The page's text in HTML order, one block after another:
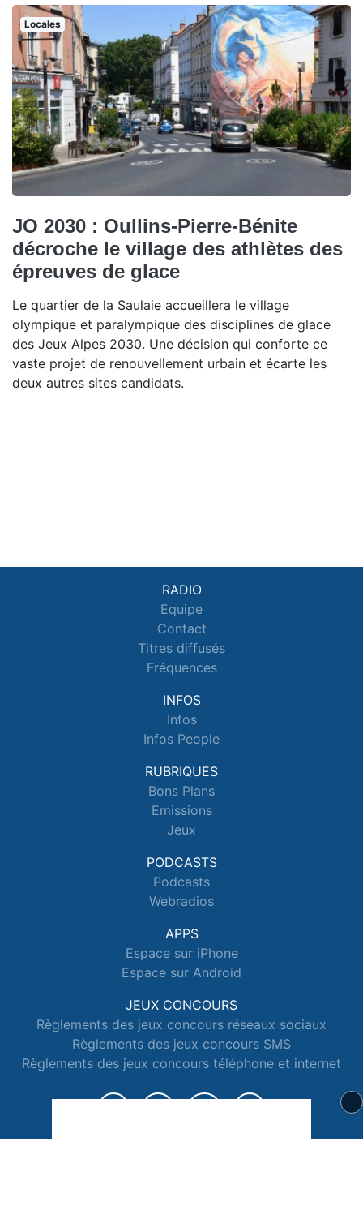
Locales
JO 2030 : Oullins-Pierre-Bénite
décroche le village des athlètes des
épreuves de glace
Le quartier de la Saulaie accueillera le village
olympique et paralympique des disciplines de glace
des Jeux Alpes 2030. Une décision qui conforte ce
vaste projet de renouvellement urbain et écarte les
deux autres sites candidats.
RADIO
Equipe
Contact
Titres diffusés
Fréquences
INFOS
Infos
Infos People
RUBRIQUES
Bons Plans
Emissions
Jeux
PODCASTS
Podcasts
Webradios
APPS
Espace sur iPhone
Espace sur Android
JEUX CONCOURS
Règlements des jeux concours réseaux sociaux
Règlements des jeux concours SMS
Règlements des jeux concours téléphone et internet